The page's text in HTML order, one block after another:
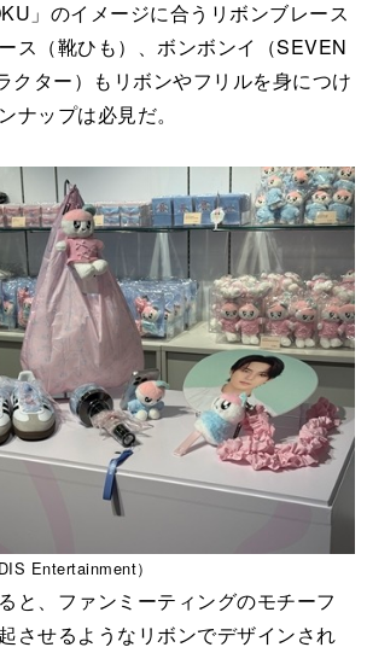
」のイメージに合うリボンブレース
ス（靴ひも）、ボンボンイ（SEVEN
クター）もリボンやフリルを身につけ
ナップは必見だ。
Entertainment）
と、ファンミーティングのモチーフ
させるようなリボンでデザインされ